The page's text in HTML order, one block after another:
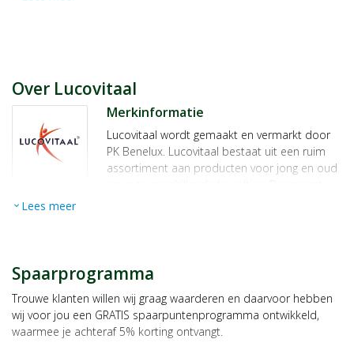
PK Benelux BV
Over Lucovitaal
Merkinformatie
Lucovitaal wordt gemaakt en vermarkt door
PK Benelux. Lucovitaal bestaat uit een ruim
assortiment aan producten voor jong en oud
producten. Denk hierbij niet alleen aan
vitamines en mineralen, maar ook aan
producten die u kunt gebruiken voor een
betere nachtrust en voor als u in de overgang
bent. Voorbeelden hiervan zijn; collageen,
expand_more Lees meer
Spaarprogramma
Trouwe klanten willen wij graag waarderen en daarvoor hebben
wij voor jou een GRATIS spaarpuntenprogramma ontwikkeld,
waarmee je achteraf 5% korting ontvangt.